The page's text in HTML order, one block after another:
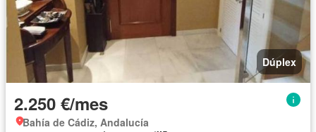
Dúplex
2.250 €/mes
Bahía de Cádiz, Andalucía